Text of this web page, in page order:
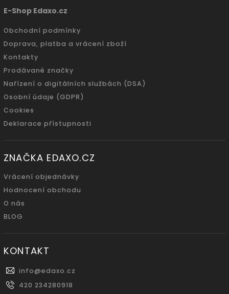
E-Shop Edaxo.cz
Obchodní podmínky
Doprava, platba a vrácení zboží
Kontakty
Prodávané značky
Nařízení o digitálních službách (DSA)
Osobní údaje (GDPR)
Cookies
Deklarace přístupnosti
ZNAČKA EDAXO.CZ
Vrácení objednávky
Hodnocení obchodu
O nás
BLOG
KONTAKT
info@edaxo.cz
420 234280918